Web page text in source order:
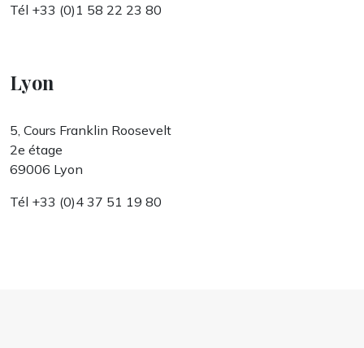
Tél +33 (0)1 58 22 23 80
Lyon
5, Cours Franklin Roosevelt
2e étage
69006 Lyon
Tél +33 (0)4 37 51 19 80